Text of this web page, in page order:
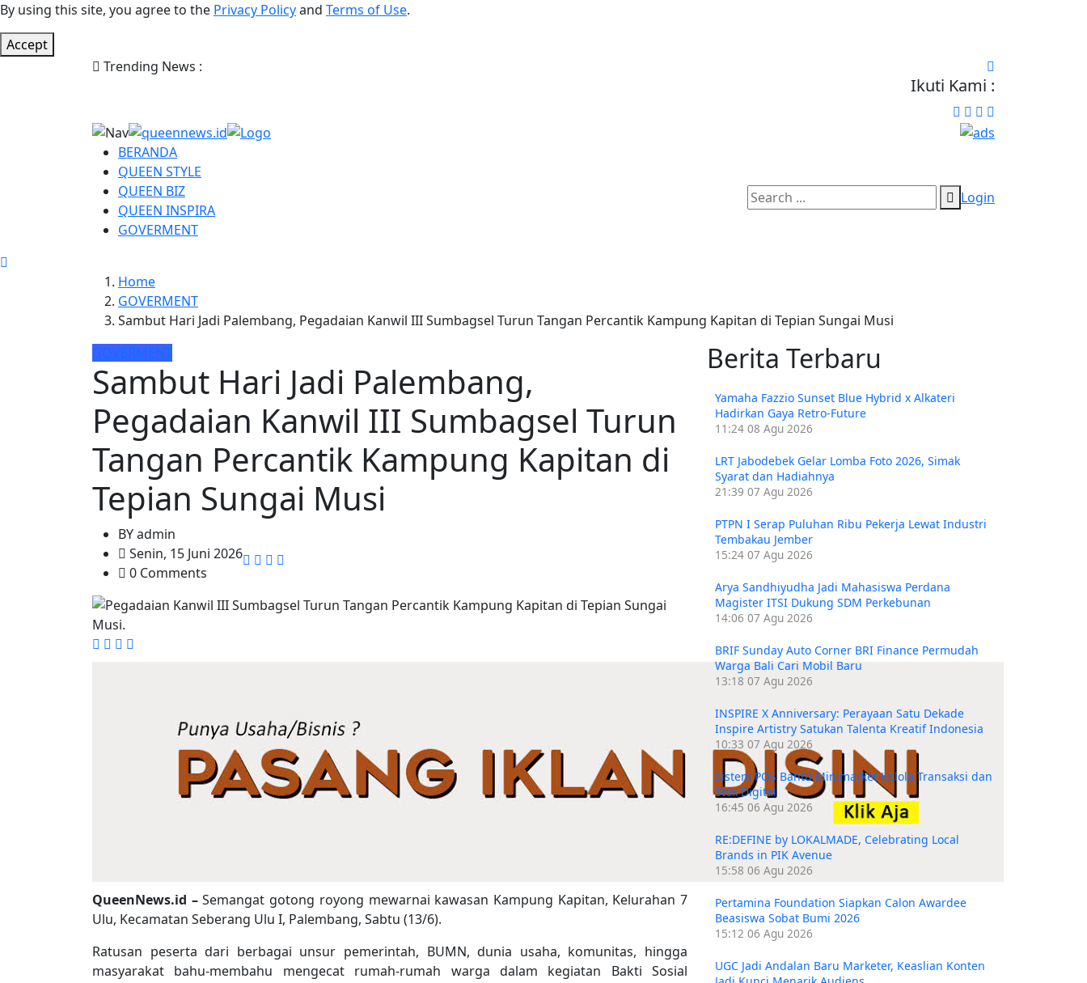
By using this site, you agree to the Privacy Policyand Terms of Use.
Accept
Trending News :
Ikuti Kami :
BERANDA
QUEEN STYLE
QUEEN BIZ
QUEEN INSPIRA
GOVERMENT
Login
Home
GOVERMENT
Sambut Hari Jadi Palembang, Pegadaian Kanwil III Sumbagsel Turun Tangan Percantik Kampung Kapitan di Tepian Sungai Musi
GOVERMENT
Sambut Hari Jadi Palembang,
Pegadaian Kanwil III Sumbagsel Turun
Tangan Percantik Kampung Kapitan di
Tepian Sungai Musi
BYadmin
Senin, 15 Juni 2026
0 Comments
QueenNews.id –Semangat gotong royong mewarnai kawasan Kampung Kapitan, Kelurahan 7
Ulu, Kecamatan Seberang Ulu I, Palembang, Sabtu (13/6).
Ratusan peserta dari berbagai unsur pemerintah, BUMN, dunia usaha, komunitas, hingga
masyarakat bahu-membahu mengecat rumah-rumah warga dalam kegiatan Bakti Sosial
Berita Terbaru
Yamaha Fazzio Sunset Blue Hybrid x Alkateri
Hadirkan Gaya Retro-Future
11:24 08 Agu 2026
LRT Jabodebek Gelar Lomba Foto 2026, Simak
Syarat dan Hadiahnya
21:39 07 Agu 2026
PTPN I Serap Puluhan Ribu Pekerja Lewat Industri
Tembakau Jember
15:24 07 Agu 2026
Arya Sandhiyudha Jadi Mahasiswa Perdana
Magister ITSI Dukung SDM Perkebunan
14:06 07 Agu 2026
BRIF Sunday Auto Corner BRI Finance Permudah
Warga Bali Cari Mobil Baru
13:18 07 Agu 2026
INSPIRE X Anniversary: Perayaan Satu Dekade
Inspire Artistry Satukan Talenta Kreatif Indonesia
10:33 07 Agu 2026
Sistem POS Bantu Minimarket Kelola Transaksi dan
Stok Digital
16:45 06 Agu 2026
RE:DEFINE by LOKALMADE, Celebrating Local
Brands in PIK Avenue
15:58 06 Agu 2026
Pertamina Foundation Siapkan Calon Awardee
Beasiswa Sobat Bumi 2026
15:12 06 Agu 2026
UGC Jadi Andalan Baru Marketer, Keaslian Konten